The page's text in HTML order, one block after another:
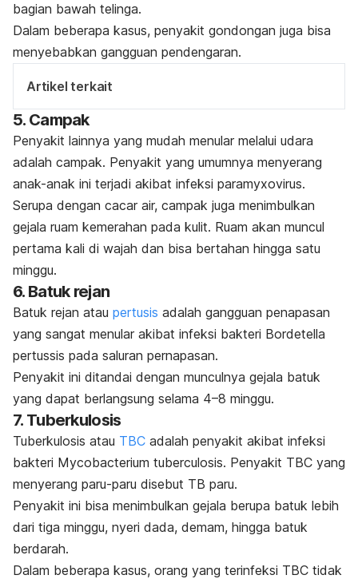
bagian bawah telinga.
Dalam beberapa kasus, penyakit gondongan juga bisa
menyebabkan gangguan pendengaran.
Artikel terkait
5. Campak
Penyakit lainnya yang mudah menular melalui udara
adalah campak. Penyakit yang umumnya menyerang
anak-anak ini terjadi akibat infeksi paramyxovirus.
Serupa dengan cacar air, campak juga menimbulkan
gejala ruam kemerahan pada kulit. Ruam akan muncul
pertama kali di wajah dan bisa bertahan hingga satu
minggu.
6. Batuk rejan
Batuk rejan atau pertusis adalah gangguan penapasan
yang sangat menular akibat infeksi bakteri Bordetella
pertussis pada saluran pernapasan.
Penyakit ini ditandai dengan munculnya gejala batuk
yang dapat berlangsung selama 4–8 minggu.
7. Tuberkulosis
Tuberkulosis atau TBC adalah penyakit akibat infeksi
bakteri Mycobacterium tuberculosis. Penyakit TBC yang
menyerang paru-paru disebut TB paru.
Penyakit ini bisa menimbulkan gejala berupa batuk lebih
dari tiga minggu, nyeri dada, demam, hingga batuk
berdarah.
Dalam beberapa kasus, orang yang terinfeksi TBC tidak